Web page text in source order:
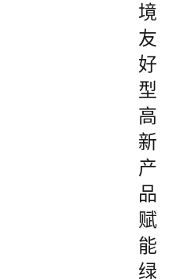
境
友
好
型
高
新
产
品
赋
能
绿